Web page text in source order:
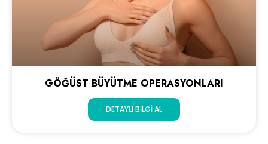
GÖĞÜST BÜYÜTME OPERASYONLARI
DETAYLI BILGI AL